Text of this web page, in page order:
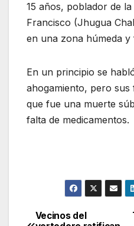
15 años, poblador de
Francisco (Jhugua
en una zona húmeda y
En un principio se
ahogamiento, pero
que fue una muerte
falta de medicamentos.
Vecinos del